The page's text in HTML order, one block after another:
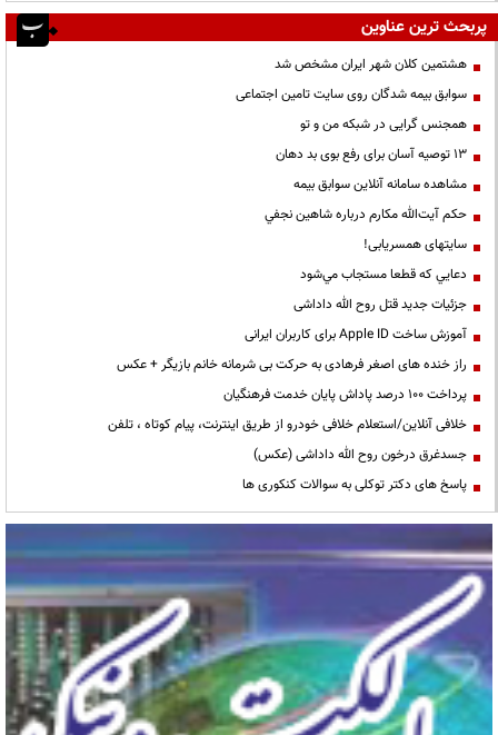
پربحث ترین عناوین
هشتمین کلان شهر ایران مشخص شد
سوابق بیمه شدگان روی سایت تامین اجتماعی
همجنس گرایی در شبکه من و تو
13 توصیه آسان برای رفع بوی بد دهان
مشاهده سامانه آنلاين سوابق بیمه
حكم آيت‌الله مكارم درباره شاهين نجفي
سایتهای همسریابی!
دعايي كه قطعا مستجاب مي‌شود
جزئیات جدید قتل روح الله داداشی
آموزش ساخت Apple ID برای کاربران ایرانی
راز خنده های اصغر فرهادی به حرکت بی شرمانه خانم بازیگر + عکس
پرداخت ۱۰۰ درصد پاداش پایان خدمت فرهنگیان
خلافی آنلاین/استعلام خلافی خودرو از طریق اینترنت، پیام کوتاه ، تلفن
جسدغرق درخون روح الله داداشی (عکس)
پاسخ های دکتر توکلی به سوالات کنکوری ها